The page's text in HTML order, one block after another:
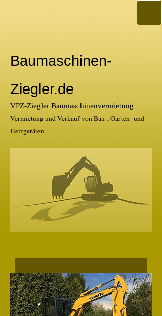
Baumaschinen-
Ziegler.de
VPZ-Ziegler Baumaschinenvermietung
Vermietung und Verkauf von Bau-, Garten- und
Heizgeräten